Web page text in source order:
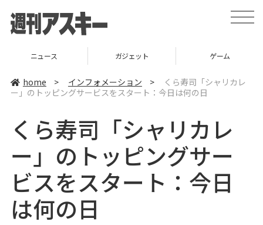
t
o
v
ニュース ガジェット ゲーム
home > インフォメーション >
くら寿司「シャリカレ
ー」のトッピングサービスをスタート：今日は何の日
くら寿司「シャリカレ
ー」のトッピングサー
ビスをスタート：今日
は何の日